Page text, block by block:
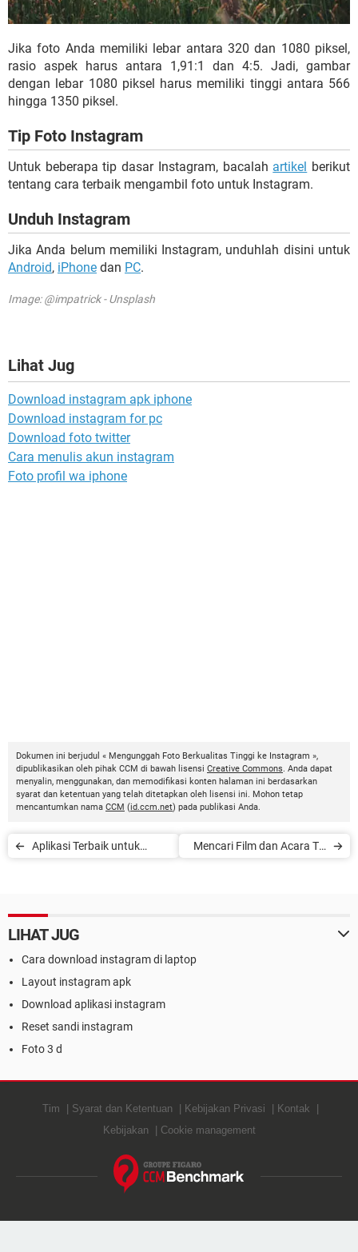
Jika foto Anda memiliki lebar antara 320 dan 1080 piksel,
rasio aspek harus antara 1,91:1 dan 4:5. Jadi, gambar
dengan lebar 1080 piksel harus memiliki tinggi antara 566
hingga 1350 piksel.
Tip Foto Instagram
Untuk beberapa tip dasar Instagram, bacalah artikel berikut
tentang cara terbaik mengambil foto untuk Instagram.
Unduh Instagram
Jika Anda belum memiliki Instagram, unduhlah disini untuk
Android, iPhone dan PC.
Image: @impatrick - Unsplash
Lihat Jug
Download instagram apk iphone
Download instagram for pc
Download foto twitter
Cara menulis akun instagram
Foto profil wa iphone
Dokumen ini berjudul « Mengunggah Foto Berkualitas Tinggi ke Instagram »,
dipublikasikan oleh pihak CCM di bawah lisensi Creative Commons. Anda dapat
menyalin, menggunakan, dan memodifikasi konten halaman ini berdasarkan
syarat dan ketentuan yang telah ditetapkan oleh lisensi ini. Mohon tetap
mencantumkan nama CCM (id.ccm.net) pada publikasi Anda.
Aplikasi Terbaik untuk
Mencari Film dan Acara TV
LIHAT JUG
Cara download instagram di laptop
Layout instagram apk
Download aplikasi instagram
Reset sandi instagram
Foto 3 d
Tim Syarat dan Ketentuan Kebijakan Privasi
Kontak
Kebijakan
Cookie management